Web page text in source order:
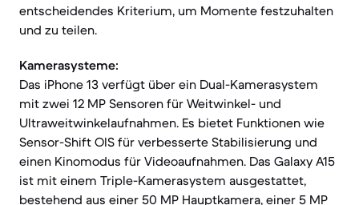
entscheidendes Kriterium, um Momente festzuhalten
und zu teilen.
Kamerasysteme:
Das iPhone 13 verfügt über ein Dual-Kamerasystem
mit zwei 12 MP Sensoren für Weitwinkel- und
Ultraweitwinkelaufnahmen. Es bietet Funktionen wie
Sensor-Shift OIS für verbesserte Stabilisierung und
einen Kinomodus für Videoaufnahmen. Das Galaxy A15
ist mit einem Triple-Kamerasystem ausgestattet,
bestehend aus einer 50 MP Hauptkamera, einer 5 MP